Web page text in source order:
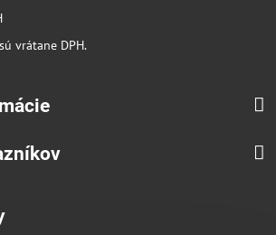
vrátane DPH.